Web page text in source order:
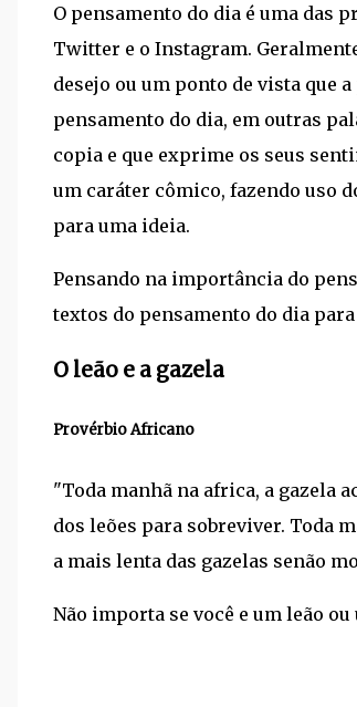
O pensamento do dia é uma das
Twitter e o Instagram.
desejo ou um ponto de vista que
pensamento do dia, em outras
copia e que exprime os seus
um caráter cômico, fazendo uso
para uma ideia.
Pensando na importância do
textos do pensamento do dia
O leão e a gazela
Provérbio Africano
"Toda manhã na africa, a gazela
dos leões para sobreviver. Toda
a mais lenta das gazelas senão
Não importa se você e um leão